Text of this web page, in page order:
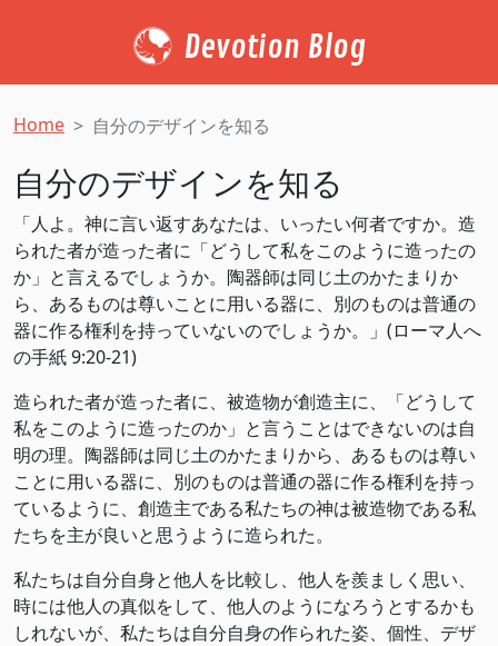
Devotion Blog
Home 自分のデザインを知る
自分のデザインを知る
「人よ。神に言い返すあなたは、いったい何者ですか。造
られた者が造った者に「どうして私をこのように造ったの
か」と言えるでしょうか。陶器師は同じ土のかたまりか
ら、あるものは尊いことに用いる器に、別のものは普通の
器に作る権利を持っていないのでしょうか。」(ローマ人へ
の手紙 9:20-21)
造られた者が造った者に、被造物が創造主に、「どうして
私をこのように造ったのか」と言うことはできないのは自
明の理。陶器師は同じ土のかたまりから、あるものは尊い
ことに用いる器に、別のものは普通の器に作る権利を持っ
ているように、創造主である私たちの神は被造物である私
たちを主が良いと思うように造られた。
私たちは自分自身と他人を比較し、他人を羨ましく思い、
時には他人の真似をして、他人のようになろうとするかも
しれないが、私たちは自分自身の作られた姿、個性、デザ